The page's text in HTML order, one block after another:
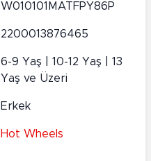
W010101MATFPY86P
2200013876465
6-9 Yaş | 10-12 Yaş | 13
Yaş ve Üzeri
Erkek
Hot Wheels